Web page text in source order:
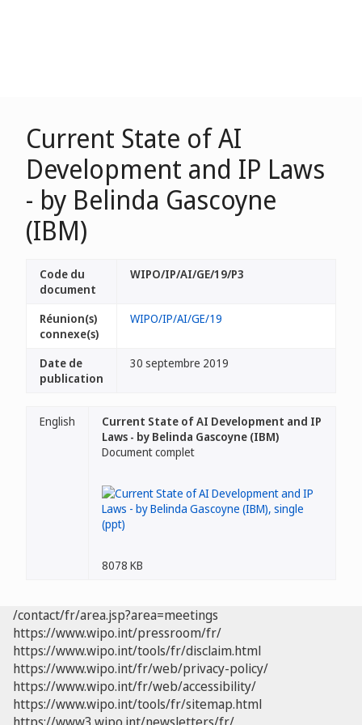
Current State of AI
Development and IP Laws
- by Belinda Gascoyne
(IBM)
Code du
document
WIPO/IP/AI/GE/19/P3
Réunion(s)
connexe(s)
WIPO/IP/AI/GE/19
Date de
publication
30 septembre 2019
English
Current State of AI Development and IP
Laws - by Belinda Gascoyne (IBM)
Document complet
8078 KB
/contact/fr/area.jsp?area=meetings
https://www.wipo.int/pressroom/fr/
https://www.wipo.int/tools/fr/disclaim.html
https://www.wipo.int/fr/web/privacy-policy/
https://www.wipo.int/fr/web/accessibility/
https://www.wipo.int/tools/fr/sitemap.html